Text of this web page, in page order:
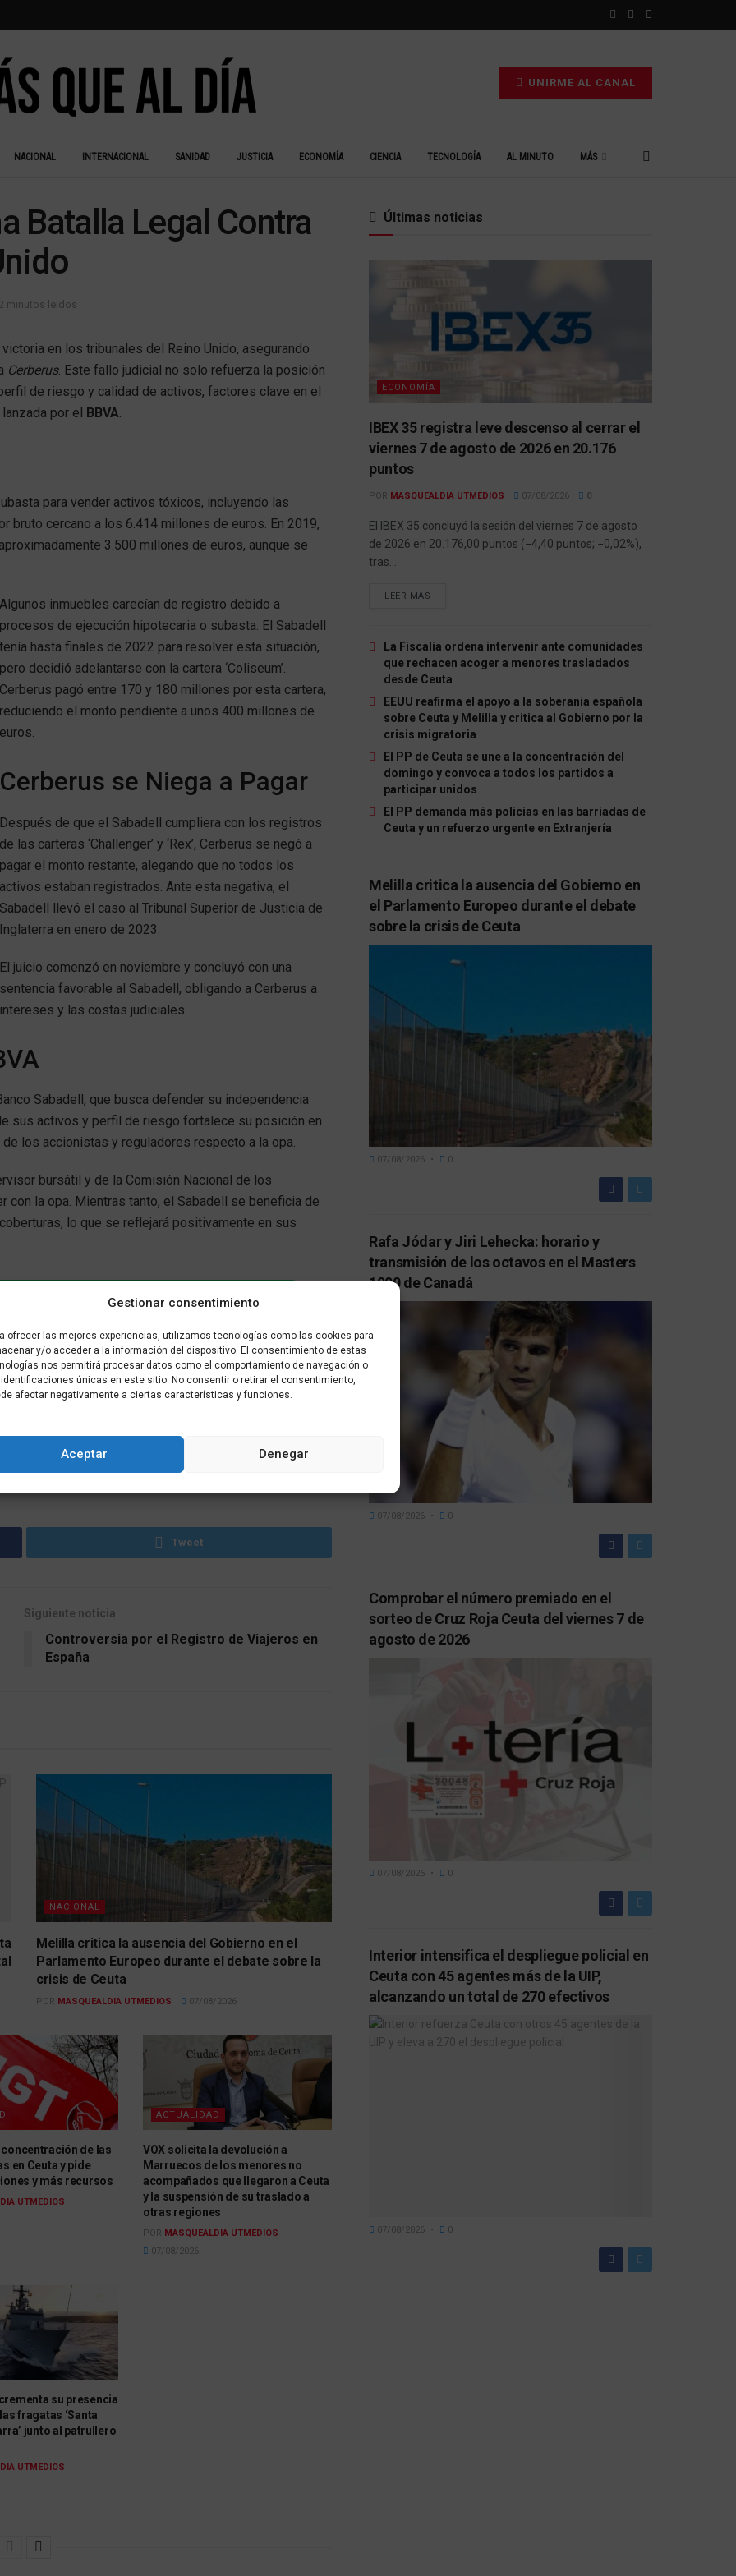
Gestionar consentimiento
ofrecer las mejores experiencias, utilizamos tecnologías como las cookies para
y/o acceder a la información del dispositivo. El consentimiento de estas
nos permitirá procesar datos como el comportamiento de navegación o
identificaciones únicas en este sitio. No consentir o retirar el consentimiento,
afectar negativamente a ciertas características y funciones.
Aceptar Denegar
UNIRME AL CANAL
NACIONAL INTERNACIONAL SANIDAD JUSTICIA ECONOMÍA CIENCIA TECNOLOGÍA AL MINUTO MÁS
Batalla Legal Contra
minutos leidos
en los tribunales del Reino Unido, asegurando
Cerberus. Este fallo judicial no solo refuerza la posición
de riesgo y calidad de activos, factores clave en el
por el BBVA
para vender activos tóxicos, incluyendo las
bruto cercano a los 6.414 millones de euros. En 2019,
3.500 millones de euros, aunque se
Algunos inmuebles carecían de registro debido a
procesos de ejecución hipotecaria o subasta. El Sabadell
tenía hasta finales de 2022 para resolver esta situación,
pero decidió adelantarse con la cartera ‘Coliseum’.
Cerberus pagó entre 170 y 180 millones por esta cartera,
reduciendo el monto pendiente a unos 400 millones de
euros.
Cerberus se Niega a Pagar
Después de que el Sabadell cumpliera con los registros
de las carteras ‘Challenger’ y ‘Rex’, Cerberus se negó a
pagar el monto restante, alegando que no todos los
activos estaban registrados. Ante esta negativa, el
Sabadell llevó el caso al Tribunal Superior de Justicia de
Inglaterra en enero de 2023.
El juicio comenzó en noviembre y concluyó con una
sentencia favorable al Sabadell, obligando a Cerberus a
y las costas judiciales.
Sabadell, que busca defender su independencia
sus activos y perfil de riesgo fortalece su posición en
los accionistas y reguladores respecto a la opa.
bursátil y de la Comisión Nacional de los
con la opa. Mientras tanto, el Sabadell se beneficia de
lo que se reflejará positivamente en sus
de Más que al día
horadirectamente en tu móvil.
AL CANAL
Tweet
Siguiente noticia
Controversia por el Registro de Viajeros en
España
NACIONAL
Melilla critica la ausencia del Gobierno en el
Parlamento Europeo durante el debate sobre la
crisis de Ceuta
POR MASQUEALDIA UTMEDIOS 07/08/2026
concentración de las
en Ceuta y pide
y más recursos
UTMEDIOS
ACTUALIDAD
VOX solicita la devolución a
Marruecos de los menores no
acompañados que llegaron a Ceuta
y la suspensión de su traslado a
otras regiones
POR MASQUEALDIA UTMEDIOS
07/08/2026
su presencia
fragatas ‘Santa
junto al patrullero
UTMEDIOS
Últimas noticias
ECONOMÍA
IBEX 35 registra leve descenso al cerrar el
viernes 7 de agosto de 2026 en 20.176
puntos
POR MASQUEALDIA UTMEDIOS 07/08/2026 0
El IBEX 35 concluyó la sesión del viernes 7 de agosto
de 2026 en 20.176,00 puntos (−4,40 puntos; −0,02%),
tras...
LEER MÁS
La Fiscalía ordena intervenir ante comunidades
que rechacen acoger a menores trasladados
desde Ceuta
EEUU reafirma el apoyo a la soberanía española
sobre Ceuta y Melilla y critica al Gobierno por la
crisis migratoria
El PP de Ceuta se une a la concentración del
domingo y convoca a todos los partidos a
participar unidos
El PP demanda más policías en las barriadas de
Ceuta y un refuerzo urgente en Extranjería
Melilla critica la ausencia del Gobierno en
el Parlamento Europeo durante el debate
sobre la crisis de Ceuta
07/08/2026 0
Rafa Jódar y Jiri Lehecka: horario y
transmisión de los octavos en el Masters
1000 de Canadá
07/08/2026 0
Comprobar el número premiado en el
sorteo de Cruz Roja Ceuta del viernes 7 de
agosto de 2026
07/08/2026 0
Interior intensifica el despliegue policial en
Ceuta con 45 agentes más de la UIP,
alcanzando un total de 270 efectivos
07/08/2026 0